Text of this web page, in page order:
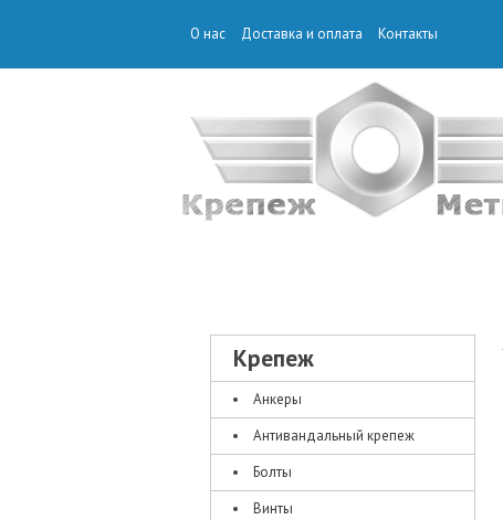
О нас Доставка и оплата Контакты
Крепеж
Анкеры
Антивандальный крепеж
Болты
Винты